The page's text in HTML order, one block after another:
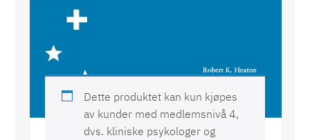
WCST® Wisconsin Card Sorting Test
Dette produktet kan kun kjøpes
av kunder med medlemsnivå 4,
dvs. kliniske psykologer og